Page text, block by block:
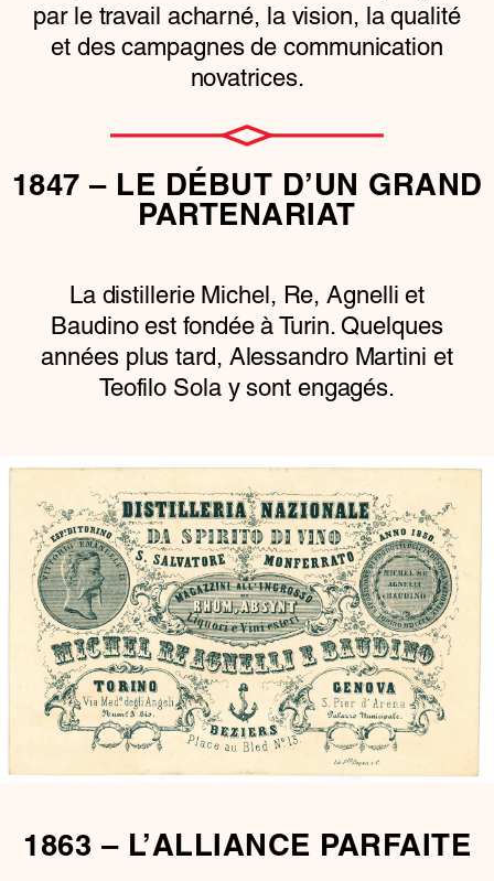
par le travail acharné, la vision, la qualité
et des campagnes de communication
novatrices.
1847 – LE DÉBUT D’UN GRAND
PARTENARIAT
La distillerie Michel, Re, Agnelli et
Baudino est fondée à Turin. Quelques
années plus tard, Alessandro Martini et
Teofilo Sola y sont engagés.
1863 – L’ALLIANCE PARFAITE